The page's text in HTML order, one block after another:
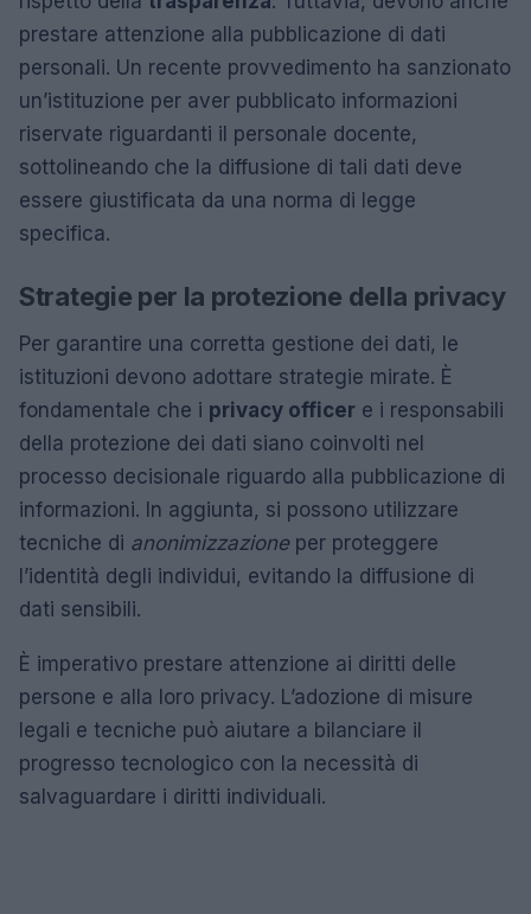
prestare attenzione alla pubblicazione di dati
personali. Un recente provvedimento ha sanzionato
un’istituzione per aver pubblicato informazioni
riservate riguardanti il personale docente,
sottolineando che la diffusione di tali dati deve
essere giustificata da una norma di legge
specifica.
Strategie per la protezione della privacy
Per garantire una corretta gestione dei dati, le
istituzioni devono adottare strategie mirate. È
fondamentale che i privacy officer e i responsabili
della protezione dei dati siano coinvolti nel
processo decisionale riguardo alla pubblicazione di
informazioni. In aggiunta, si possono utilizzare
tecniche di anonimizzazioneper proteggere
l’identità degli individui, evitando la diffusione di
dati sensibili.
È imperativo prestare attenzione ai diritti delle
persone e alla loro privacy. L’adozione di misure
legali e tecniche può aiutare a bilanciare il
progresso tecnologico con la necessità di
salvaguardare i diritti individuali.